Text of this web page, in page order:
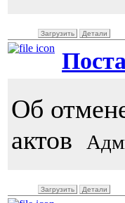
Загрузить Детали
Об
актов
Загрузить Детали